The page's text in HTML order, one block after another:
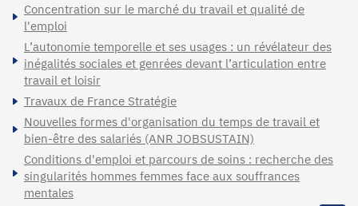
Concentration sur le marché du travail et qualité de
l'emploi
L’autonomie temporelle et ses usages : un révélateur des
inégalités sociales et genrées devant l’articulation entre
travail et loisir
Travaux de France Stratégie
Nouvelles formes d'organisation du temps de travail et
bien-être des salariés (ANR JOBSUSTAIN)
Conditions d'emploi et parcours de soins : recherche des
singularités hommes femmes face aux souffrances
mentales